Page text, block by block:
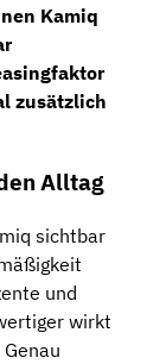
Kamiq
zusätzlich
Alltag
sichtbar
und
wirkt